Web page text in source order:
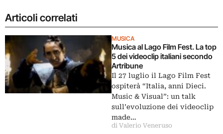
Articoli correlati
MUSICA
Musica al Lago Film Fest. La top
5 dei videoclip italiani secondo
Artribune
Il 27 luglio il Lago Film Fest
ospiterà “Italia, anni Dieci.
Music & Visual”: un talk
sull’evoluzione dei videoclip
made…
di Valerio Veneruso